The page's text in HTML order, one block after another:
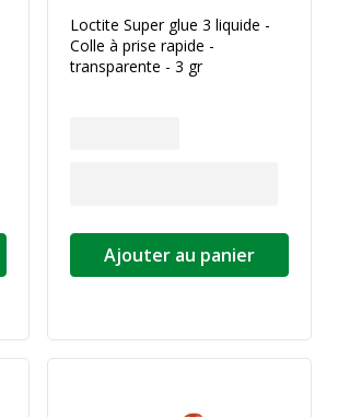
Loctite Super glue 3 liquide -
Colle à prise rapide -
transparente - 3 gr
Ajouter au panier